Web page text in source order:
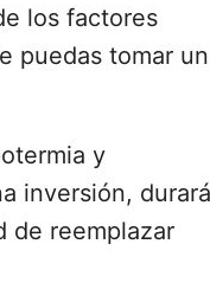
los factores
puedas tomar
y
inversión, durará
de reemplazar